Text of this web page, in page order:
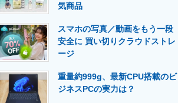
メディア 建設×テクノロジーの最前線
気商品
スマホの写真／動画をもう一段
安全に 買い切りクラウドストレ
ージ
重量約999g、最新CPU搭載のビ
ジネスPCの実力は？